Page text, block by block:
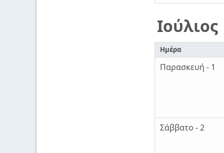
Ιούλιος
Ημέρα
Παρασκευή - 1
Σάββατο - 2